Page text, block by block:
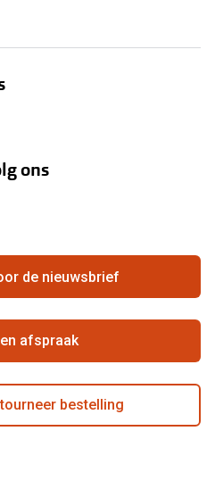
ontbinden
ons
de nieuwsbrief
afspraak
bestelling